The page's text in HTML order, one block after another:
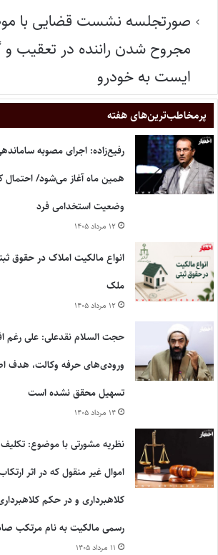
صورتجلسه نشست قضایی با
مجروح شدن راننده در تعقیب و
ایست به خودرو
پر‌مخاطب‌ترین‌های هفته
رفیع‌زاده: اجرای مصوبه
همین ماه آغاز می‌شود/ احتمال
وضعیت استخدامی فرد
۱۲ مرداد ۱۴۰۵
ملک
۱۲ مرداد ۱۴۰۵
حجت السلام نقدعلی: علی رغم
ورودی‌های حرفه وکالت، هدف
تسهیل محقق نشده است
۱۴ مرداد ۱۴۰۵
نظریه مشورتی با موضوع: تکلیف
اموال غیر منقول که در اثر
کلاهبرداری و در حکم
رسمی مالکیت به نام مرتکب
۱۱ مرداد ۱۴۰۵